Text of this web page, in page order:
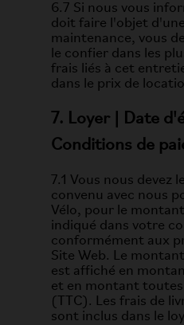
6.7 Si nous vous
doit faire l'objet
maintenance, vous
le confier dans les
frais liés à cet
dans le prix de
7. Loyer | Date
Conditions de
7.1 Vous nous devez
convenu avec nous
Vélo, pour le montant
indiqué dans votre
conformément aux
Site Web. Le
est affiché en
et en montant
(TTC). Les frais de
sont inclus dans le